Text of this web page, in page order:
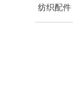
纺织配件